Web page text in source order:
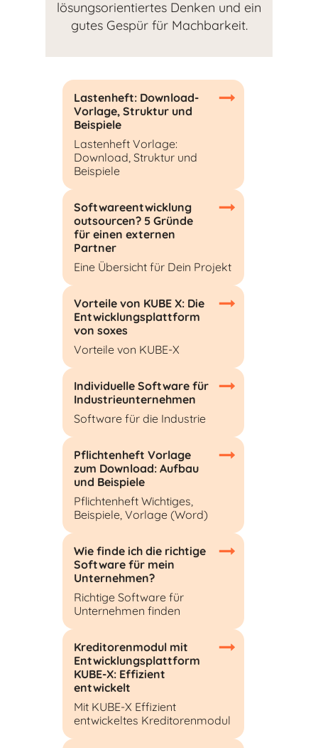
lösungsorientiertes Denken und ein
gutes Gespür für Machbarkeit.
Lastenheft: Download-
Vorlage, Struktur und
Beispiele
Lastenheft Vorlage:
Download, Struktur und
Beispiele
Softwareentwicklung
outsourcen? 5 Gründe
für einen externen
Partner
Eine Übersicht für Dein Projekt
Vorteile von KUBE X: Die
Entwicklungsplattform
von soxes
Vorteile von KUBE-X
Individuelle Software für
Industrieunternehmen
Software für die Industrie
Pflichtenheft Vorlage
zum Download: Aufbau
und Beispiele
Pflichtenheft Wichtiges,
Beispiele, Vorlage (Word)
Wie finde ich die richtige
Software für mein
Unternehmen?
Richtige Software für
Unternehmen finden
Kreditorenmodul mit
Entwicklungsplattform
KUBE-X: Effizient
entwickelt
Mit KUBE-X Effizient
entwickeltes Kreditorenmodul